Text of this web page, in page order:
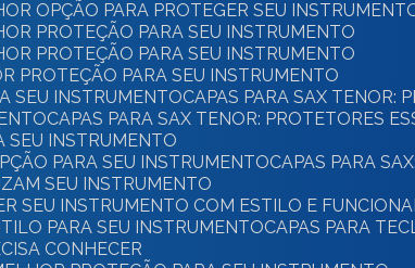
OPÇÃO PARA PROTEGER SEU
PROTEÇÃO PARA SEU INSTRUMENTO
PROTEÇÃO PARA SEU INSTRUMENTO
PROTEÇÃO PARA SEU INSTRUMENTO
SEU INSTRUMENTO
CAPAS PARA SAX TENOR:
CAPAS PARA SAX TENOR: PROTETORES
SEU INSTRUMENTO
PARA SEU INSTRUMENTO
CAPAS PARA
SEU INSTRUMENTO
SEU INSTRUMENTO COM ESTILO E
PARA SEU INSTRUMENTO
CAPAS PARA
CONHECER